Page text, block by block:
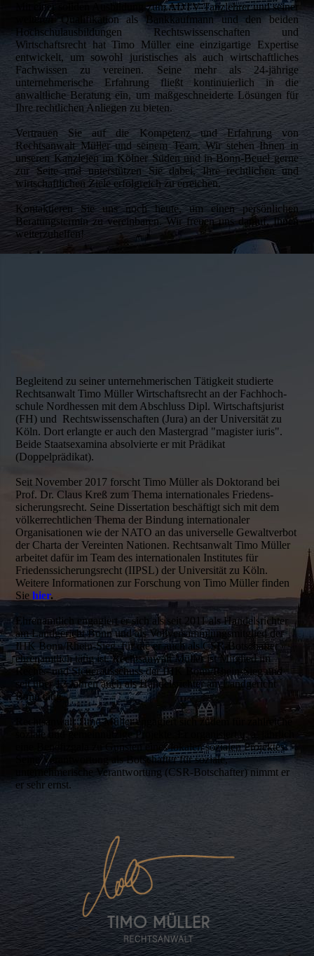
Mit einer soliden Ausbildung zum ADTV-Tanzlehrer und seiner
weiteren Qualifikation als Bankkaufmann und den beiden
Hochschulausbildungen Rechtswissenschaften und
Wirtschaftsrecht hat Timo Müller eine einzigartige Expertise
entwickelt, um sowohl juristisches als auch wirtschaftliches
Fachwissen zu vereinen. Seine mehr als 24-jährige
unternehmerische Erfahrung fließt kontinuierlich in die
anwaltliche Beratung ein, um maßgeschneiderte Lösungen für
Ihre rechtlichen Anliegen zu bieten.
Vertrauen Sie auf die Kompetenz und Erfahrung von
Rechtsanwalt Müller und seinem Team. Wir stehen Ihnen in
unseren Kanzleien im Kölner Süden und in Bonn-Beuel gerne
zur Seite und unterstützen Sie dabei, Ihre rechtlichen und
wirtschaftlichen Ziele erfolgreich zu erreichen.
Kontaktieren Sie uns noch heute, um einen persönlichen
Beratungstermin zu vereinbaren. Wir freuen uns darauf, Ihnen
weiterzuhelfen!
Begleitend zu seiner unternehmerischen Tätigkeit studierte
Rechtsanwalt Timo Müller Wirt­schafts­recht an der Fach­hoch­
schule Nord­hessen mit dem Abschluss Dipl. Wirtschaftsjurist
(FH) und Rechtswissenschaften (Jura) an der Universität zu
Köln. Dort erlangte er auch den Mastergrad "magister iuris".
Beide Staatsexamina absolvierte er mit Prädikat
(Doppelprädikat).
Seit November 2017 forscht Timo Müller als Doktorand bei
Prof. Dr. Claus Kreß zum Thema internationales Friedens­
sicherungs­recht. Seine Dissertation beschäftigt sich mit dem
völkerrechtlichen Thema der Bindung internationaler
Organisationen wie der NATO an das universelle Gewaltverbot
der Charta der Vereinten Nationen. Rechtsanwalt Timo Müller
arbeitet dafür im Team des internationalen Institutes für
Friedenssicherungsrecht (IIPSL) der Universität zu Köln.
Weitere Informationen zur Forschung von Timo Müller finden
Siehier.
Ehrenamtlich engagiert er sich als seit 2011 als Handelsrichter
am Landgericht Bonn und als Vollversammlungsmitglied der
IHK Bonn/Rhein-Sieg, für die er auch als CSR-Botschafter
ehren­amtlich tätig ist. Rechtsanwalt Müller ist Mitglied im
Rechts- und Steuerausschuss der IHK Bonn/Rhein-Sieg und
seit über 12 Jahren auch als Handelsrichter am Landgericht
Bonn tätig.
Rechtsanwalt Timo Müller engagiert sich zudem für zahlreiche
soziale und gemeinnützige Projekte. Er organisiert u. a. jährlich
eine Benefizgala zu Gunsten eines lokalen sozialen Projektes.
Seine Verantwortung als Botschafter für soziale,
unternehmerische Verantwortung (CSR-Botschafter) nimmt er
er sehr ernst.